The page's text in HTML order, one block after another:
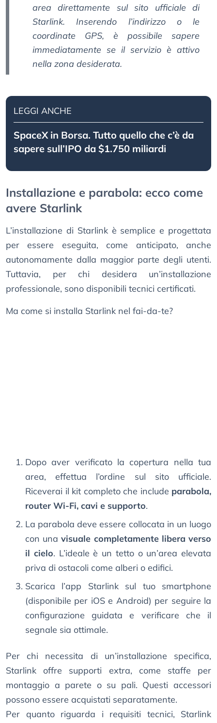
area direttamente sul sito ufficiale di
Starlink. Inserendo l’indirizzo o le
coordinate GPS, è possibile sapere
immediatamente se il servizio è attivo
nella zona desiderata.
LEGGI ANCHE
SpaceX in Borsa. Tutto quello che c’è da
sapere sull’IPO da $1.750 miliardi
Installazione e parabola: ecco come
avere Starlink
L’installazione di Starlink è semplice e progettata
per essere eseguita, come anticipato, anche
autonomamente dalla maggior parte degli utenti.
Tuttavia, per chi desidera un’installazione
professionale, sono disponibili tecnici certificati.
Ma come si installa Starlink nel fai-da-te?
Dopo aver verificato la copertura nella tua
area, effettua l’ordine sul sito ufficiale.
Riceverai il kit completo che include parabola,
router Wi-Fi, cavi e supporto.
La parabola deve essere collocata in un luogo
con unavisuale completamente libera verso
il cielo. L’ideale è un tetto o un’area elevata
priva di ostacoli come alberi o edifici.
Scarica l’app Starlink sul tuo smartphone
(disponibile per iOS e Android) per seguire la
configurazione guidata e verificare che il
segnale sia ottimale.
Per chi necessita di un’installazione specifica,
Starlink offre supporti extra, come staffe per
montaggio a parete o su pali. Questi accessori
possono essere acquistati separatamente.
Per quanto riguarda i requisiti tecnici, Starlink